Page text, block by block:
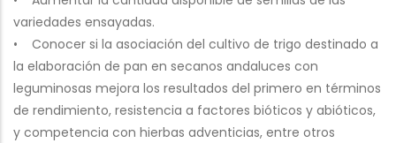
variedades ensayadas.
• Conocer si la asociación del cultivo de trigo destinado a
la elaboración de pan en secanos andaluces con
leguminosas mejora los resultados del primero en términos
de rendimiento, resistencia a factores bióticos y abióticos,
y competencia con hierbas adventicias, entre otros